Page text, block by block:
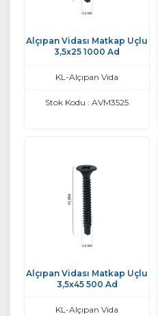
Alçıpan Vidası Matkap Uçlu
3,5x25 1000 Ad
KL-Alçıpan Vida
Stok Kodu : AVM3525
Alçıpan Vidası Matkap Uçlu
3,5x45 500 Ad
KL-Alçıpan Vida